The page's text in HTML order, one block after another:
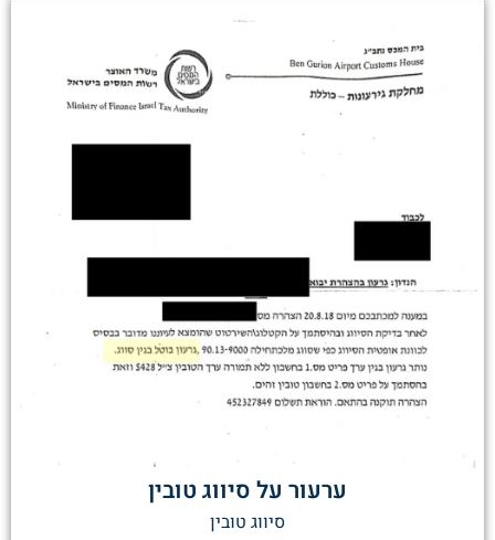
ערעור על סיווג טובין
סיווג טובין